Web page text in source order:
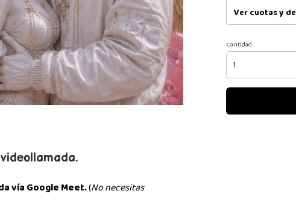
vía Google Meet.(No necesitas
Ver cuotas y
Cantidad